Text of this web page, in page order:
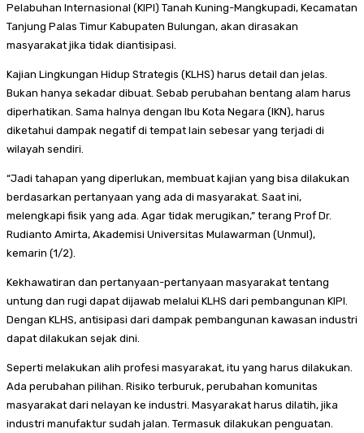
Pelabuhan Internasional (KIPI) Tanah Kuning-Mangkupadi, Kecamatan
Tanjung Palas Timur Kabupaten Bulungan, akan dirasakan
masyarakat jika tidak diantisipasi.
Kajian Lingkungan Hidup Strategis (KLHS) harus detail dan jelas.
Bukan hanya sekadar dibuat. Sebab perubahan bentang alam harus
diperhatikan. Sama halnya dengan Ibu Kota Negara (IKN), harus
diketahui dampak negatif di tempat lain sebesar yang terjadi di
wilayah sendiri.
“Jadi tahapan yang diperlukan, membuat kajian yang bisa dilakukan
berdasarkan pertanyaan yang ada di masyarakat. Saat ini,
melengkapi fisik yang ada. Agar tidak merugikan,” terang Prof Dr.
Rudianto Amirta, Akademisi Universitas Mulawarman (Unmul),
kemarin (1/2).
Kekhawatiran dan pertanyaan-pertanyaan masyarakat tentang
untung dan rugi dapat dijawab melalui KLHS dari pembangunan KIPI.
Dengan KLHS, antisipasi dari dampak pembangunan kawasan industri
dapat dilakukan sejak dini.
Seperti melakukan alih profesi masyarakat, itu yang harus dilakukan.
Ada perubahan pilihan. Risiko terburuk, perubahan komunitas
masyarakat dari nelayan ke industri. Masyarakat harus dilatih, jika
industri manufaktur sudah jalan. Termasuk dilakukan penguatan.